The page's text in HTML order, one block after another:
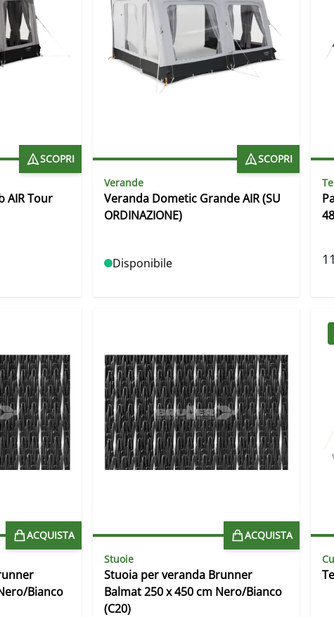
SCOPRI
AIR Tour
SCOPRI
Verande
Veranda Dometic Grande AIR (SU
ORDINAZIONE)
Disponibile
ACQUISTA
Bianco
ACQUISTA
Stuoie
Stuoia per veranda Brunner
Balmat 250 x 450 cm Nero/Bianco
(C20)